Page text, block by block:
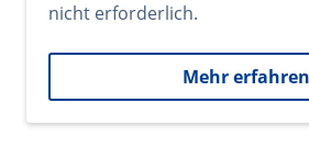
nicht erforderlich.
Mehr erfahren